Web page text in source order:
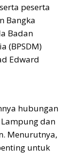
peserta
Bangka
Badan
(BPSDM)
Edward
hubungan
dan
Menurutnya,
untuk